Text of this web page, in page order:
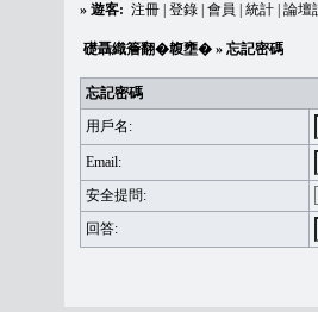
» 遊客: 注冊 登錄 會員 統計 論壇
礎聶織簷翻�䪖壅� » 忘記密碼
忘記密碼
用戶名:
Email:
安全提問:
回答: